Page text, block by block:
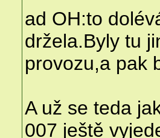
ad OH:to
držela.Byly tu
provozu,a pak
A už se teda
007 ještě